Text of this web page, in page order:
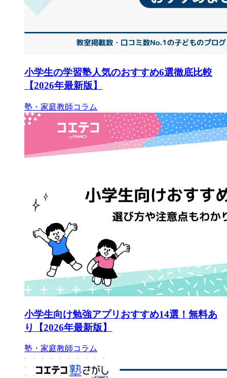
小学生の学習塾人気のおすすめ6選徹底比較
【2026年最新版】
塾・家庭教師コラム
小学生向け勉強アプリおすすめ14選！無料あ
り【2026年最新版】
塾・家庭教師コラム